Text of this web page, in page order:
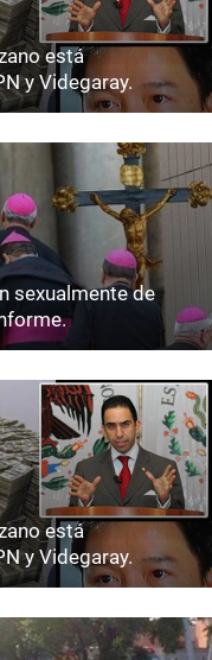
está
y Videgaray.
sexualmente de
está
y Videgaray.